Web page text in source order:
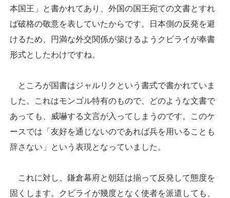
本国王」と書かれてあり、外国の国王宛ての文書とすれ
ば破格の敬意を表していたからです。日本側の反発を避
けるため、円満な外交関係が築けるようクビライが奉書
形式としたわけですね。
ところが国書はジャルリクという書式で書かれていま
した。これはモンゴル特有のもので、どのような文書で
あっても、威嚇する文言が入ってしまうのです。このケ
ースでは「友好を通じないのであれば兵を用いることも
辞さない」という表現となっていました。
これに対し、鎌倉幕府と朝廷は揃って反発して態度を
固くします。クビライが幾度となく使者を派遣しても、